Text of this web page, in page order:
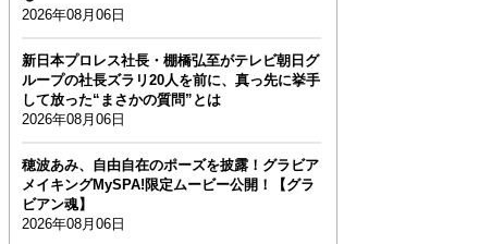
2026年08月06日
新日本プロレス社長・棚橋弘至がテレビ朝日グ
ループの社長ズラリ20人を前に、真っ先に挙手
して放った“まさかの質問”とは
2026年08月06日
穂波あみ、自由自在のポーズを披露！グラビア
メイキングMySPA!限定ムービー公開！【グラ
ビアン魂】
2026年08月06日